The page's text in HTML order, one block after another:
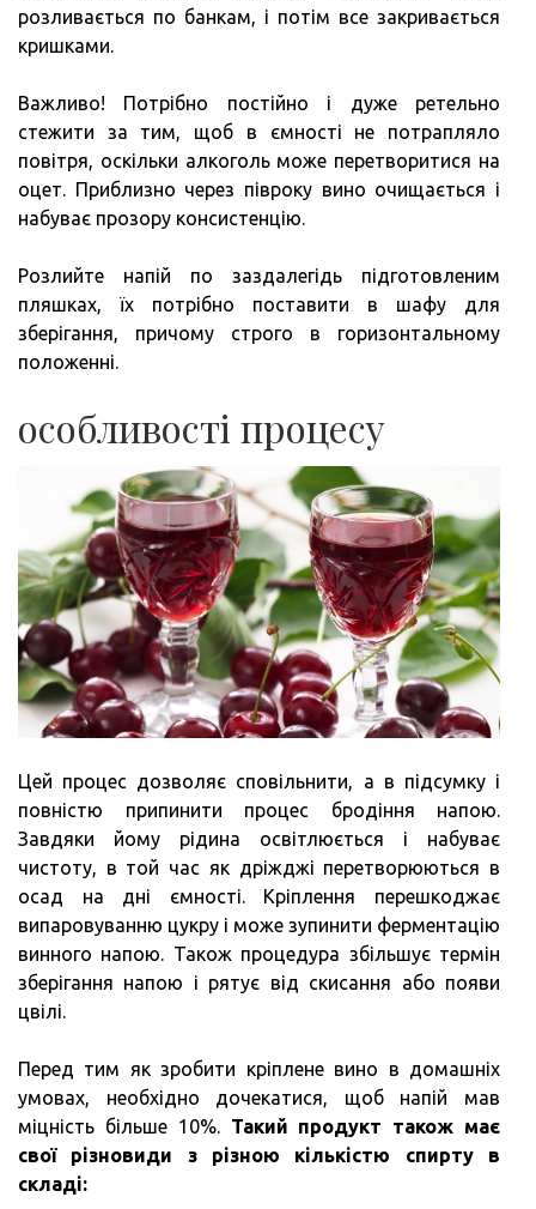
розливається по банкам, і потім все закривається
кришками.
Важливо! Потрібно постійно і дуже ретельно
стежити за тим, щоб в ємності не потрапляло
повітря, оскільки алкоголь може перетворитися на
оцет. Приблизно через півроку вино очищається і
набуває прозору консистенцію.
Розлийте напій по заздалегідь підготовленим
пляшках, їх потрібно поставити в шафу для
зберігання, причому строго в горизонтальному
положенні.
особливості процесу
Цей процес дозволяє сповільнити, а в підсумку і
повністю припинити процес бродіння напою.
Завдяки йому рідина освітлюється і набуває
чистоту, в той час як дріжджі перетворюються в
осад на дні ємності. Кріплення перешкоджає
випаровуванню цукру і може зупинити ферментацію
винного напою. Також процедура збільшує термін
зберігання напою і рятує від скисання або появи
цвілі.
Перед тим як зробити кріплене вино в домашніх
умовах, необхідно дочекатися, щоб напій мав
міцність більше 10%. Такий продукт також має
свої різновиди з різною кількістю спирту в
складі: